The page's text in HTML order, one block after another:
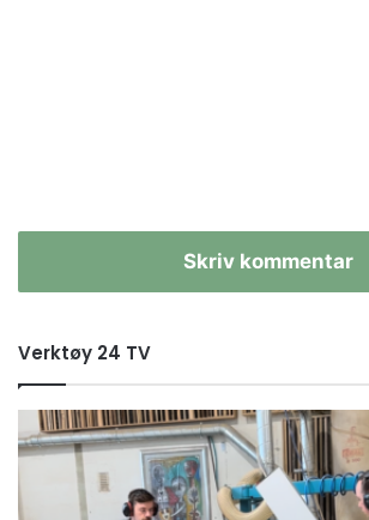
Skriv kommentar
Verktøy 24 TV